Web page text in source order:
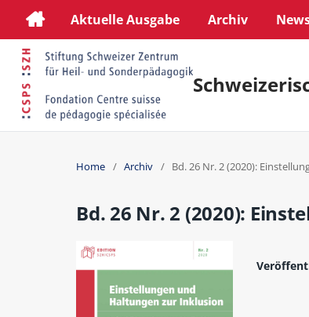
Aktuelle Ausgabe Archiv
Home / Archiv / Bd. 26 Nr. 2 (2020):
Bd. 26 Nr. 2 (2020):